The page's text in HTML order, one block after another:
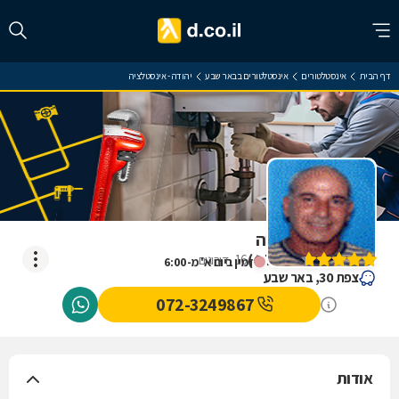
דף הבית אינסטלטורים אינסטלטורים בבאר שבע יהודה - אינסטלציה
זמין ביום א' מ-6:00
יהודה - אינסטלציה
(
4.7
)
16דירוגים
צפת 30, באר שבע
072-3249867
אודות